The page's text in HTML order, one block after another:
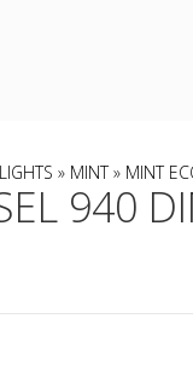
» MINT» MINT
940